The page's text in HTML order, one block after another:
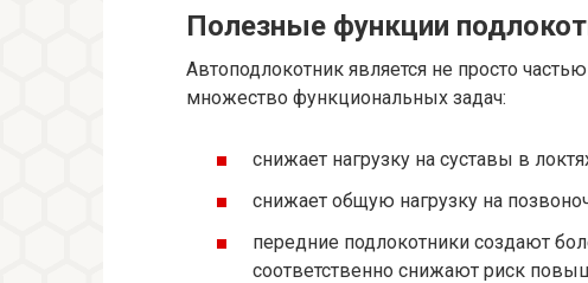
Полезные функции
Автоподлокотник является не просто
множество функциональных задач:
снижает нагрузку на суставы в
снижает общую нагрузку на
передние подлокотники создают
соответственно снижают риск